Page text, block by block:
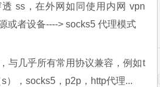
ss，在外网如同使用内网 vpn
或者设备----> socks5 代理模式
与几乎所有常用协议兼容，例如t
），socks5，p2p，http代理...